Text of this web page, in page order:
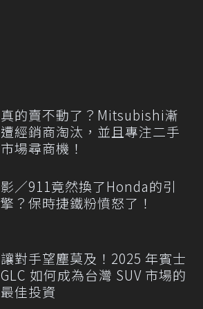
真的賣不動了？Mitsubishi漸
遭經銷商淘汰，並且專注二手
市場尋商機！
影／911竟然換了Honda的引
擎？保時捷鐵粉憤怒了！
讓對手望塵莫及！2025 年賓士
GLC 如何成為台灣 SUV 市場的
最佳投資